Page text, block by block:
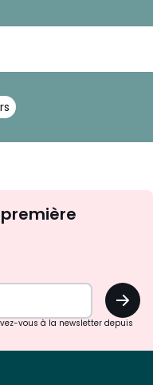
première
OK
vous à la newsletter depuis